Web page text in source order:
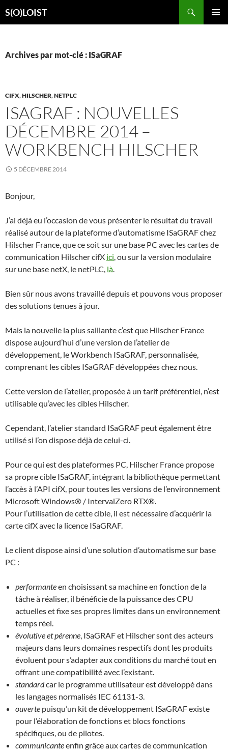
auS(O)LOIST
Archives par mot-clé : ISaGRAF
CIFX,HILSCHER,NETPLC
ISAGRAF : NOUVELLES
DÉCEMBRE 2014 –
WORKBENCH HILSCHER
5 DÉCEMBRE 2014
Bonjour,
J’ai déjà eu l’occasion de vous présenter le résultat du travail
réalisé autour de la plateforme d’automatisme ISaGRAF chez
Hilscher France, que ce soit sur une base PC avec les cartes de
communication Hilscher cifX ici, ou sur la version modulaire
sur une base netX, le netPLC, là.
Bien sûr nous avons travaillé depuis et pouvons vous proposer
des solutions tenues à jour.
Mais la nouvelle la plus saillante c’est que Hilscher France
dispose aujourd’hui d’une version de l’atelier de
développement, le Workbench ISaGRAF, personnalisée,
comprenant les cibles ISaGRAF développées chez nous.
Cette version de l’atelier, proposée à un tarif préférentiel, n’est
utilisable qu’avec les cibles Hilscher.
Cependant, l’atelier standard ISaGRAF peut également être
utilisé si l’on dispose déjà de celui-ci.
Pour ce qui est des plateformes PC, Hilscher France propose
sa propre cible ISaGRAF, intégrant la bibliothèque permettant
l’accès à l’API cifX, pour toutes les versions de l’environnement
Microsoft Windows® / IntervalZero RTX®.
Pour l’utilisation de cette cible, il est nécessaire d’acquérir la
carte cifX avec la licence ISaGRAF.
Le client dispose ainsi d’une solution d’automatisme sur base
PC :
performanteen choisissant sa machine en fonction de la
tâche à réaliser, il bénéficie de la puissance des CPU
actuelles et fixe ses propres limites dans un environnement
temps réel.
évolutive et pérenne, ISaGRAF et Hilscher sont des acteurs
majeurs dans leurs domaines respectifs dont les produits
évoluent pour s’adapter aux conditions du marché tout en
offrant une compatibilité avec l’existant.
standardcar le programme utilisateur est développé dans
les langages normalisés IEC 61131-3.
ouverte puisqu’un kit de développement ISaGRAF existe
pour l’élaboration de fonctions et blocs fonctions
spécifiques, ou de pilotes.
communicanteenfin grâce aux cartes de communication